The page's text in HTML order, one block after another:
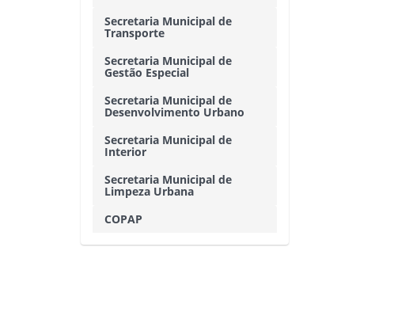
Secretaria Municipal de
Transporte
Secretaria Municipal de
Gestão Especial
Secretaria Municipal de
Desenvolvimento Urbano
Secretaria Municipal de
Interior
Secretaria Municipal de
Limpeza Urbana
COPAP